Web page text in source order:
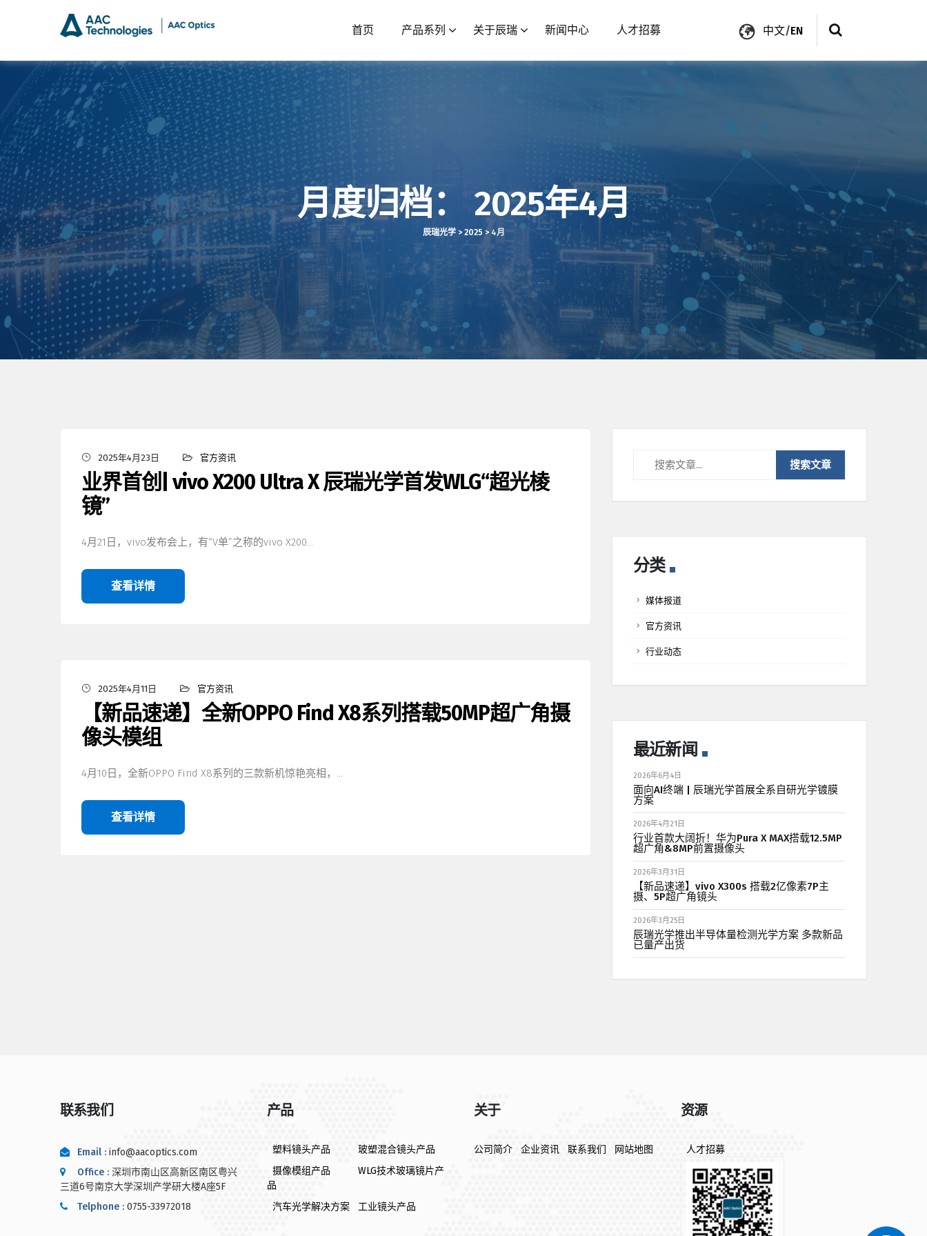
中文/EN
首页 产品系列 关于辰瑞 新闻中心 人才招募
月度归档：2025年4月
辰瑞光学> 2025 > 4月
2025年4月23日 官方资讯
业界首创| vivo X200 Ultra X 辰瑞光学首发WLG“超光棱
镜”
4月21日，vivo发布会上，有“V单”之称的vivo X200…
查看详情
2025年4月11日 官方资讯
【新品速递】全新OPPO Find X8系列搭载50MP超广角摄
像头模组
4月10日，全新OPPO Find X8系列的三款新机惊艳亮相，…
查看详情
分类
媒体报道
官方资讯
行业动态
最近新闻
2026年6月4日
面向AI终端 | 辰瑞光学首展全系自研光学镀膜
方案
2026年4月21日
行业首款大阔折！华为Pura X MAX搭载12.5MP
超广角&8MP前置摄像头
2026年3月31日
【新品速递】vivo X300s 搭载2亿像素7P主
摄、5P超广角镜头
2026年3月25日
辰瑞光学推出半导体量检测光学方案 多款新品
已量产出货
联系我们
Email : info@aacoptics.com
Office : 深圳市南山区高新区南区粤兴
三道6号南京大学深圳产学研大楼A座5F
Telphone : 0755-33972018
产品
塑料镜头产品
玻塑混合镜头产品
摄像模组产品
WLG技术玻璃镜片产
品
汽车光学解决方案
工业镜头产品
关于
公司简介 企业资讯 联系我们 网站地图
资源
人才招募